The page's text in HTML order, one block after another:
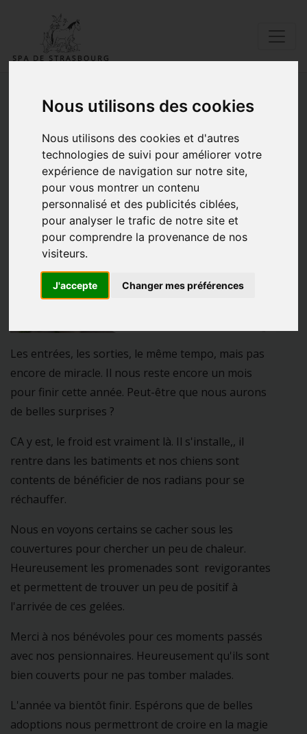
Nous utilisons des cookies
Nous utilisons des cookies et d'autres
technologies de suivi pour améliorer votre
expérience de navigation sur notre site,
pour vous montrer un contenu
personnalisé et des publicités ciblées,
pour analyser le trafic de notre site et
pour comprendre la provenance de nos
visiteurs.
J'accepte Changer mes préférences
Adoptions de la semaine
du 24 au 30 novembre
2025
29/11/2025 | Posté par Catherine | Adoption | Mots clés:adoptionAdoptions chats
Adoptions NAC Adoptions de la semaine
Les entrées, les sorties, le même tempo, mais pas
encore de miracle. Il nous reste encore un mois
pour finir cette année. Peut-être que nous aurons
de belles surprises ?
CA y est, le froid est vraiment là. Il s'installe,, il
rentre dans les batiments et nos chiens sont
contents de bénéficier de nos radians pour se
réchauffer.
Nous en voyons certains se cacher sous les
couvertures pour chercher un peu de chaleur.
Heureusement les promenades sont revigorantes
et permettent de trouver un peu de positif à
l'arrivée de ces gelées.
Merci à nos bénévoles pour ces moments passés
avec nos pensionnaires. Heureusement qu'ils sont
bien couverts pour ne pas tomber malades.
L'année va bientôt finir. Espérons que de belles
adoptions nous permettront de croire en la magie